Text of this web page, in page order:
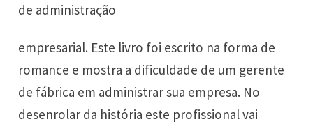
de administração
empresarial. Este livro foi escrito na forma de
romance e mostra a dificuldade de um gerente
de fábrica em administrar sua empresa. No
desenrolar da história este profissional vai